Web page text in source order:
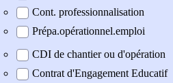
Cont. professionnalisation
Prépa.opérationnel.emploi
CDI de chantier ou d'opération
Contrat d'Engagement Educatif